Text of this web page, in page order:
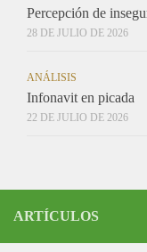
Percepción de
28 DE JULIO DE 2026
ANÁLISIS
Infonavit en picada
22 DE JULIO DE 2026
ARTÍCULOS